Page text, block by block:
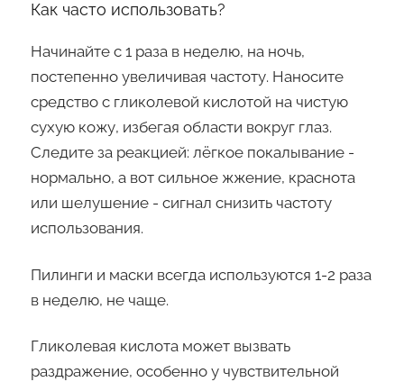
Как часто использовать?
Начинайте с 1 раза в неделю, на ночь,
постепенно увеличивая частоту. Наносите
средство с гликолевой кислотой на чистую
сухую кожу, избегая области вокруг глаз.
Следите за реакцией: лёгкое покалывание -
нормально, а вот сильное жжение, краснота
или шелушение - сигнал снизить частоту
использования.
Пилинги и маски всегда используются 1-2 раза
в неделю, не чаще.
Гликолевая кислота может вызвать
раздражение, особенно у чувствительной